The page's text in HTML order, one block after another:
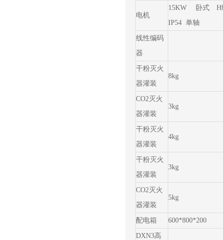
电机
15KW 卧式
IP54 单轴
线性编码
器
干粉灭火
器灌装
8kg
CO2灭火
器灌装
3kg
干粉灭火
器灌装
4kg
干粉灭火
器灌装
3kg
CO2灭火
器灌装
5kg
配电箱 600*800*200
DXN3高